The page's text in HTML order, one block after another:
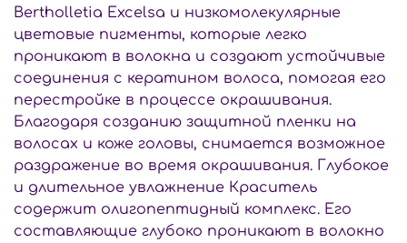
Bertholletia Excelsa и низкомолекулярные
цветовые пигменты, которые легко
проникают в волокна и создают устойчивые
соединения с кератином волоса, помогая его
перестройке в процессе окрашивания.
Благодаря созданию защитной пленки на
волосах и коже головы, снимается возможное
раздражение во время окрашивания. Глубокое
и длительное увлажнение Краситель
содержит олигопептидный комплекс. Его
составляющие глубоко проникают в волокно